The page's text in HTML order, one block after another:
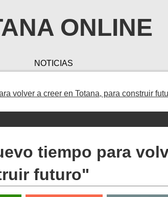
ONLINE
NOTICIAS
volver a creer en Totana, para construir
tiempo para
futuro"